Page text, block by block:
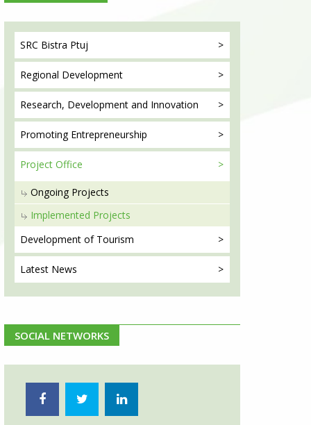
SRC Bistra Ptuj
Regional Development
Research, Development and Innovation
Promoting Entrepreneurship
Project Office
Ongoing Projects
Implemented Projects
Development of Tourism
Latest News
SOCIAL NETWORKS